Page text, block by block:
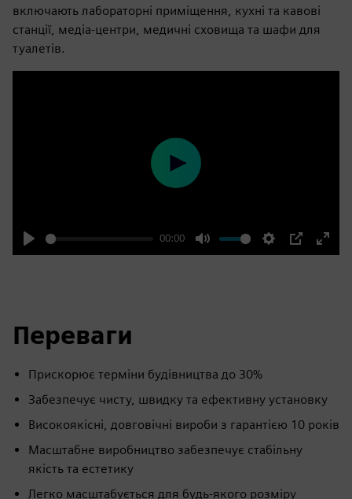
включають лабораторні приміщення, кухні та кавові
станції, медіа-центри, медичні сховища та шафи для
туалетів.
Play
00:00
Mute Settings
PIP
Enter
Play
Переваги
Прискорює терміни будівництва до 30%
Забезпечує чисту, швидку та ефективну установку
Високоякісні, довговічні вироби з гарантією 10 років
Масштабне виробництво забезпечує стабільну
якість та естетику
Легко масштабується для будь-якого розміру